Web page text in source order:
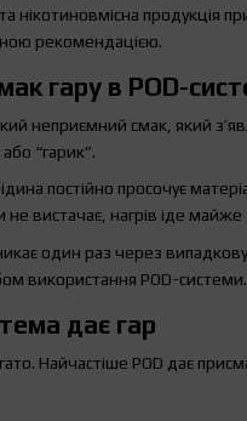
нікотиновмісна продукція
рекомендацією.
гару в POD-
неприємний смак, який
“гарик”.
постійно просочує
вистачає, нагрів іде майже
один раз через
використання POD-системи.
дає гар
Найчастіше POD дає